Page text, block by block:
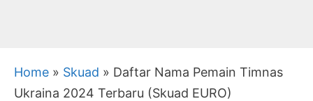
Home » Skuad » Daftar Nama Pemain Timnas
Ukraina 2024 Terbaru (Skuad EURO)